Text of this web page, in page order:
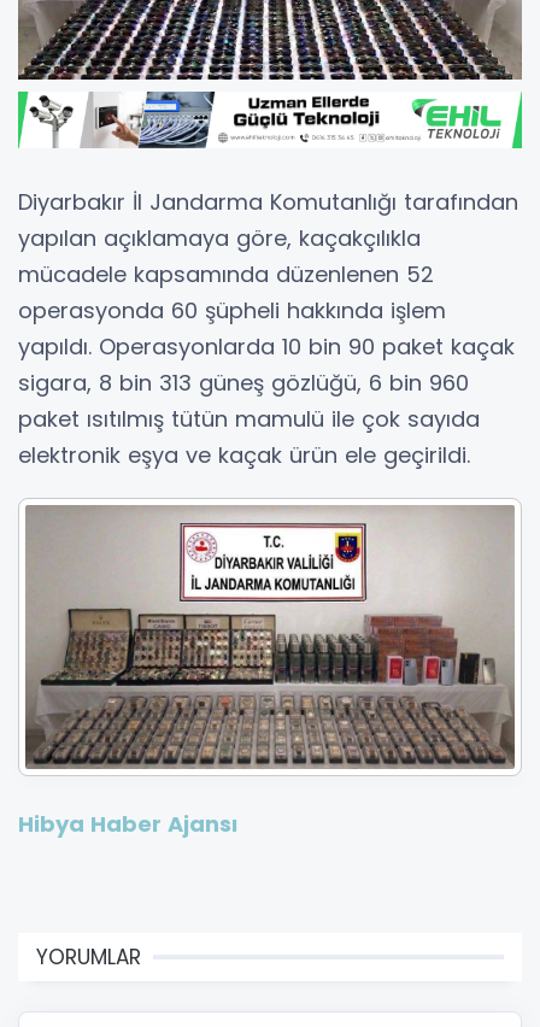
Diyarbakır İl Jandarma Komutanlığı tarafından
yapılan açıklamaya göre, kaçakçılıkla
mücadele kapsamında düzenlenen 52
operasyonda 60 şüpheli hakkında işlem
yapıldı. Operasyonlarda 10 bin 90 paket kaçak
sigara, 8 bin 313 güneş gözlüğü, 6 bin 960
paket ısıtılmış tütün mamulü ile çok sayıda
elektronik eşya ve kaçak ürün ele geçirildi.
Hibya Haber Ajansı
YORUMLAR